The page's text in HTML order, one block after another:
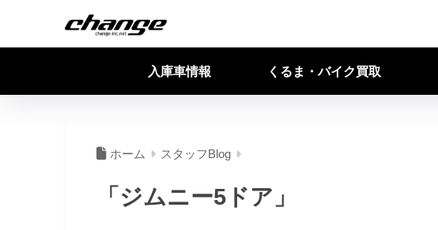
入庫車情報 くるま・バイク買取
ホーム スタッフBlog
「ジムニー5ドア」